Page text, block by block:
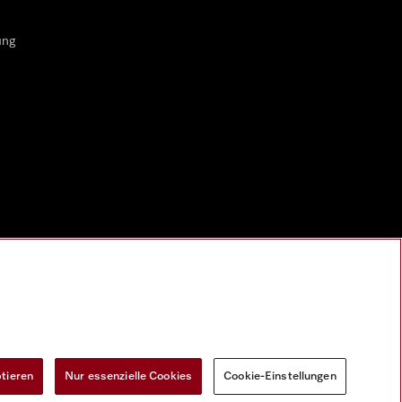
Nur essenzielle Cookies Cookie-Einstellungen